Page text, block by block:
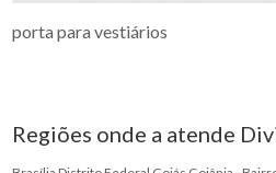
porta para vestiários
Regiões onde a atende